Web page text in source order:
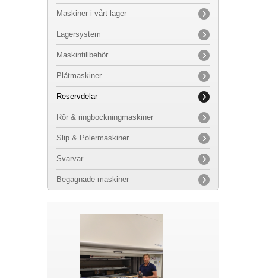
Microcut
MTE
Niigata
Övriga varumärken
Maskiner i vårt lager
Lagersystem
Maskintillbehör
Plåtmaskiner
Reservdelar
Rör & ringbockningmaskiner
Slip & Polermaskiner
Svarvar
Begagnade maskiner